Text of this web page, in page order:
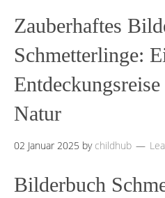
Zauberhaftes
Schmetterlinge:
Natur
02 Januar 2025 by childhub
Bilderbuch